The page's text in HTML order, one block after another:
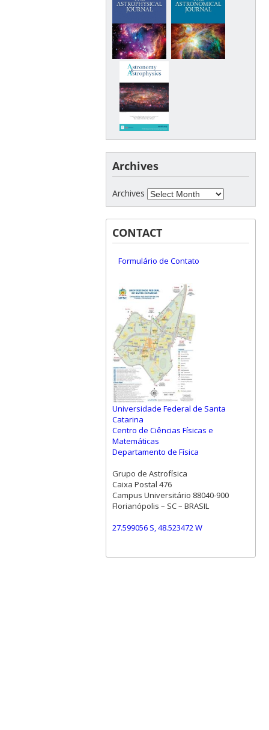
Archives
Archives
CONTACT
Formulário de Contato
Universidade Federal de Santa
Catarina
Centro de Ciências Físicas e
Matemáticas
Departamento de Física
Grupo de Astrofísica
Caixa Postal 476
Campus Universitário 88040-900
Florianópolis – SC – BRASIL
27.599056 S, 48.523472 W